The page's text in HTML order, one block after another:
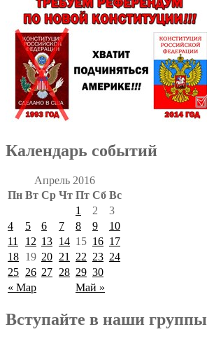
Календарь событий
Апрель 2016
Пн Вт Ср Чт Пт Сб Вс
« Мар Май »
1 2
3
4
5 6 7 8 9
10
11
12 13 14 15 16 17
18 19 20 21 22 23 24
25 26 27 28 29 30
Вступайте в наши группы